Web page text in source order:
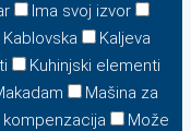
Ima svoj izvor
Kablovska
Kaljeva
Kuhinjski elementi
Mašina za
Može